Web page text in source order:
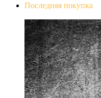
Последняя покупка